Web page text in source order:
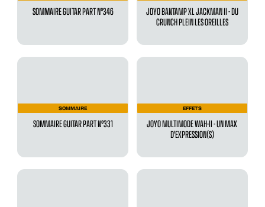
SOMMAIRE GUITAR PART N°346 JOYO BANTAMP XL JACKMAN II - DU
CRUNCH PLEIN LES OREILLES
SOMMAIRE
SOMMAIRE GUITAR PART N°331
EFFETS
JOYO MULTIMODE WAH-II - UN MAX
D'EXPRESSION(S)